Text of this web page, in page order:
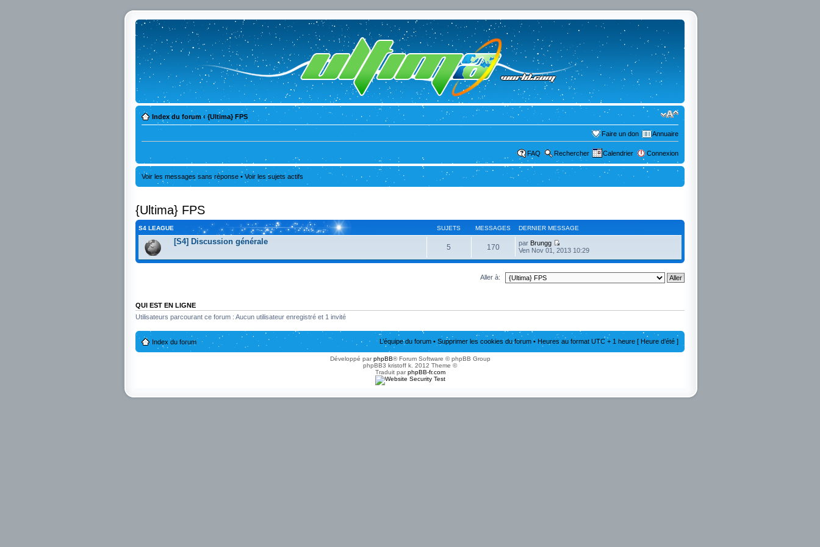
Index du forum ‹ {Ultima} FPS
Faire un don Annuaire
FAQ Rechercher Calendrier Connexion
Voir les messages sans réponse • Voir les sujets actifs
{Ultima} FPS
S4 LEAGUE SUJETS MESSAGES DERNIER MESSAGE
[S4] Discussion générale
5 170 par Brungg
Ven Nov 01, 2013 10:29
Aller à:
QUI EST EN LIGNE
Utilisateurs parcourant ce forum : Aucun utilisateur enregistré et 1 invité
Index du forum L’équipe du forum • Supprimer les cookies du forum • Heures au format UTC + 1 heure [ Heure d’été ]
Développé parphpBB® Forum Software © phpBB Group
phpBB3 kristoff k. 2012 Theme ©
Traduit parphpBB-fr.com